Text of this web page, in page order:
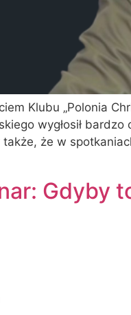
Klubu „Polonia
wygłosił
że w
Gdyby